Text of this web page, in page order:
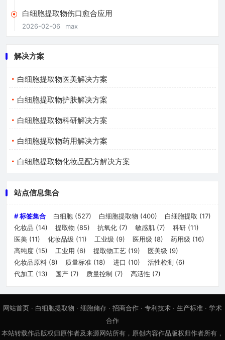
白细胞提取物伤口愈合应用
2026-02-06 max
解决方案
白细胞提取物医美解决方案
白细胞提取物护肤解决方案
白细胞提取物科研解决方案
白细胞提取物药用解决方案
白细胞提取物化妆品配方解决方案
站点信息集合
# 标签集合 白细胞 (527) 白细胞提取物 (400) 白细胞提取 (17)
化妆品 (14) 提取物 (85) 抗氧化 (7) 敏感肌 (7) 科研 (11)
医美 (11) 化妆品级 (11) 工业级 (9) 医用级 (8) 药用级 (16)
高纯度 (15) 工业用 (6) 提取物工艺 (19) 医美级 (9)
化妆品原料 (8) 质量标准 (18) 进口 (10) 活性检测 (6)
代加工 (13) 国产 (7) 质量控制 (7) 高活性 (7)
网站首页 · 白细胞提取物 · 细胞储存 · 招商合作 · 专利技术 · 生产标准 · 学术
合作
本站转载作品版权归原作者及来源网站所有，原创内容作品版权归作者所有，